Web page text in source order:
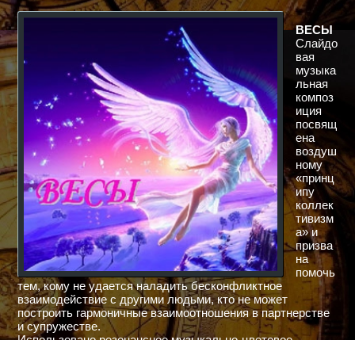
ВЕСЫ
Слайдо
вая
музыка
льная
композ
иция
посвящ
ена
воздуш
ному
«принц
ипу
коллек
тивизм
а» и
призва
на
помочь
тем, кому не удается наладить бесконфликтное
взаимодействие с другими людьми, кто не может
построить гармоничные взаимоотношения в партнерстве
и супружестве.